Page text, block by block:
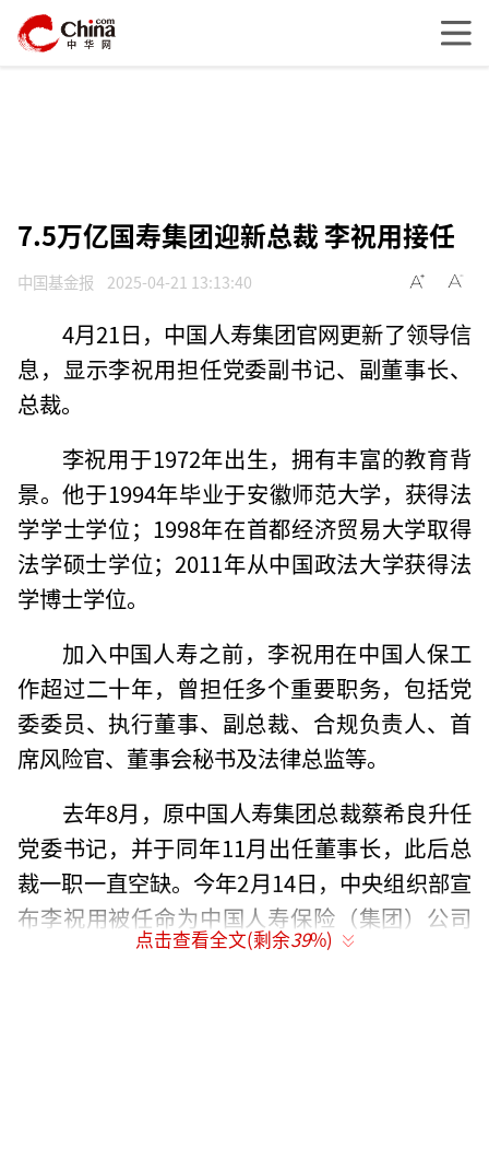
7.5万亿国寿集团迎新总裁 李祝用接任
中国基金报 2025-04-21 13:13:40
4月21日，中国人寿集团官网更新了领导信
息，显示李祝用担任党委副书记、副董事长、
总裁。
李祝用于1972年出生，拥有丰富的教育背
景。他于1994年毕业于安徽师范大学，获得法
学学士学位；1998年在首都经济贸易大学取得
法学硕士学位；2011年从中国政法大学获得法
学博士学位。
加入中国人寿之前，李祝用在中国人保工
作超过二十年，曾担任多个重要职务，包括党
委委员、执行董事、副总裁、合规负责人、首
席风险官、董事会秘书及法律总监等。
去年8月，原中国人寿集团总裁蔡希良升任
党委书记，并于同年11月出任董事长，此后总
裁一职一直空缺。今年2月14日，中央组织部宣
布李祝用被任命为中国人寿保险（集团）公司
党委副书记。点击查看全文(剩余39%)